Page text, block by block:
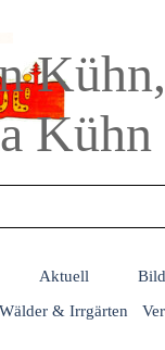
Kühn,
Kühn
Aktuell
Wälder & Irrgärten